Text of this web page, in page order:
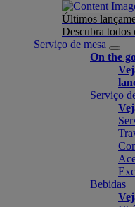
Últimos
Descubra todos
Serviço de mesa
On the
Serviço
Bebidas